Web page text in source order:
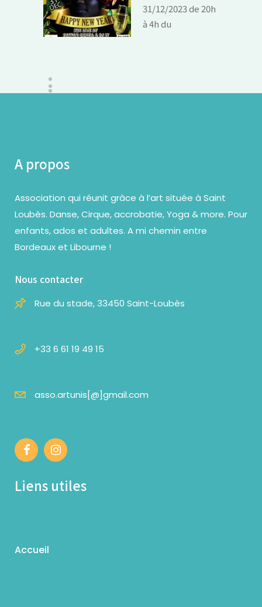
31/12/2023 de 20h
à 4h du
A propos
Association qui réunit grâce à l’art située à Saint
Loubès. Danse, Cirque, accrobatie, Yoga & more. Pour
enfants, ados et adultes. A mi chemin entre
Bordeaux et Libourne !
Nous contacter
Rue du stade, 33450 Saint-Loubès
+33 6 61 19 49 15
asso.artunis[@]gmail.com
Liens utiles
Accueil